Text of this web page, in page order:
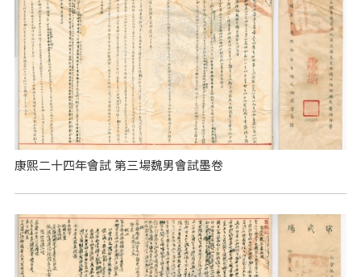
康熙二十四年會試 第三場魏男會試墨卷